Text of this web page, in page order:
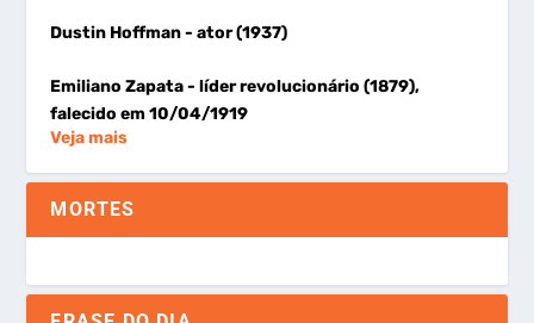
Dustin Hoffman- ator (1937)
Emiliano Zapata- líder revolucionário (1879),
falecido em 10/04/1919
Veja mais
MORTES